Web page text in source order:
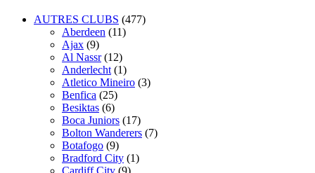
AUTRES CLUBS (477)
Aberdeen (11)
Ajax (9)
Al Nassr (12)
Anderlecht (1)
Atletico Mineiro (3)
Benfica (25)
Besiktas (6)
Boca Juniors (17)
Bolton Wanderers (7)
Botafogo (9)
Bradford City (1)
Cardiff City (9)